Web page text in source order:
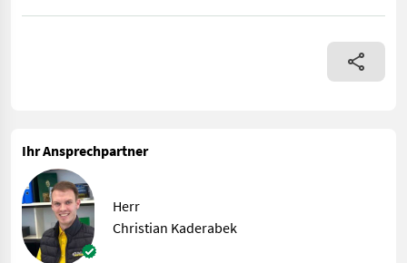
Sofort Verfügbar! // A245 // Vakutec TMH 5m Profi -
Ihr Ansprechpartner
Herr
Christian Kaderabek